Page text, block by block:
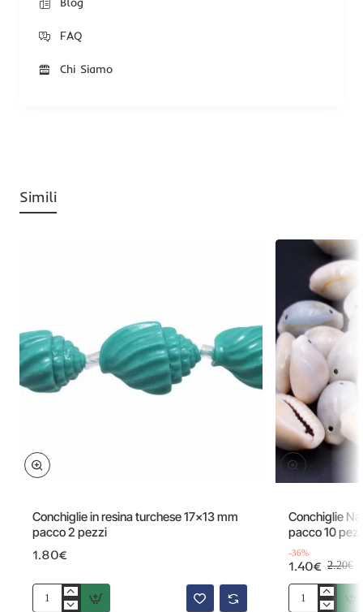
FAQ
Chi Siamo
Simili
Conchiglie in resina turchese 17x13 mm
pacco 2 pezzi
1.80€
Conchiglie
Conchiglie
pacco 10
-36%
1.40€ 2.20€
Conchiglie